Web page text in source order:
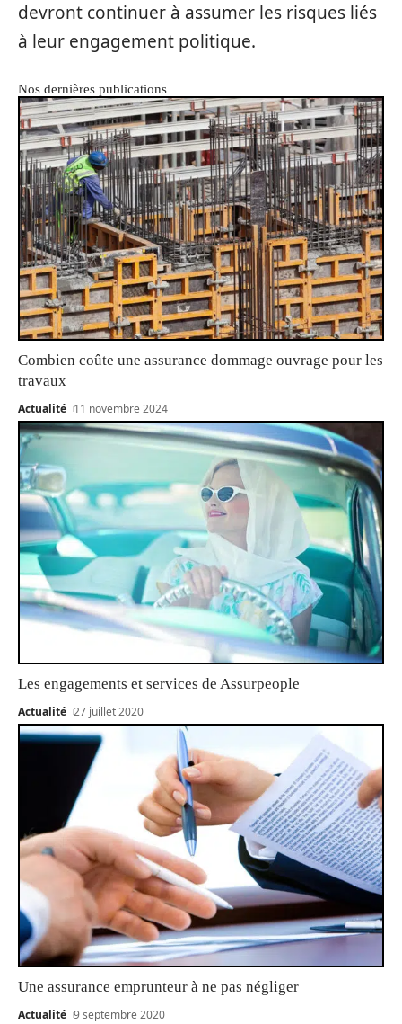
devront continuer à assumer les risques liés
à leur engagement politique.
Nos dernières publications
Combien coûte une assurance dommage ouvrage pour les
travaux
Actualité 11 novembre 2024
Les engagements et services de Assurpeople
Actualité 27 juillet 2020
Une assurance emprunteur à ne pas négliger
Actualité 9 septembre 2020